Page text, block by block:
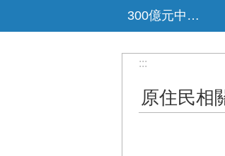
300億元中央擴大租金補貼專區
:::
原住民相